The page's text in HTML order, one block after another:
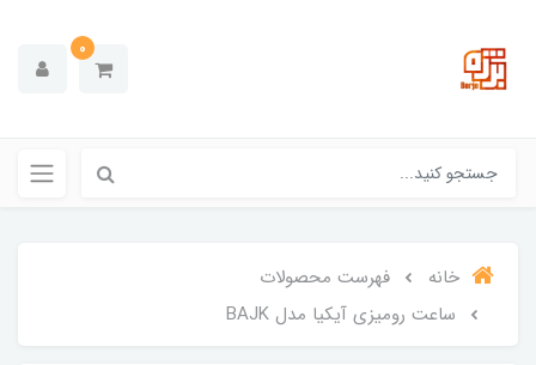
0
خانه
فهرست محصولات
ساعت رومیزی آیکیا مدل BAJK